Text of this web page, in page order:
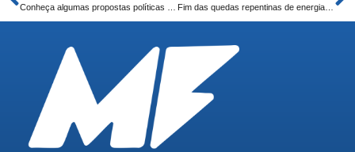
Fim das quedas repentinas de energia: outra vantagem do sistema trifásico de energia solar